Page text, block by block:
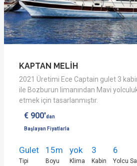
KAPTAN MELİH
2021 Üretimi Ece Captain gulet 3
ile Bozburun limanından Mavi
etmek için tasarlanmıştır.
€ 900'dan
Başlayan Fiyatlarla
Gulet
Tipi
15m
Boyu
yok
Klima
3
Kabin
6
Yolcu